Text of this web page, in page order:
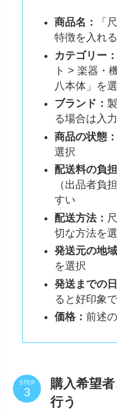
商品名：
「
特徴を入れ
カテゴリー：
ト > 楽器・
八本体」を
ブランド：
る場合は入
商品の状態
選択
配送料の負
（出品者負
すい
配送方法：
切な方法を
発送元の地域
を選択
発送までの日
ると好印象
価格：前述
STEP
購入希望
行う